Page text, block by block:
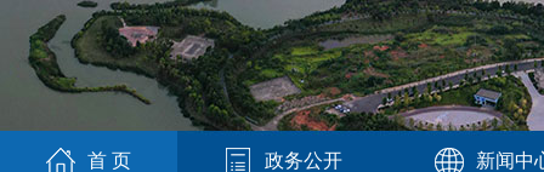
首 页 政务公开 新闻中